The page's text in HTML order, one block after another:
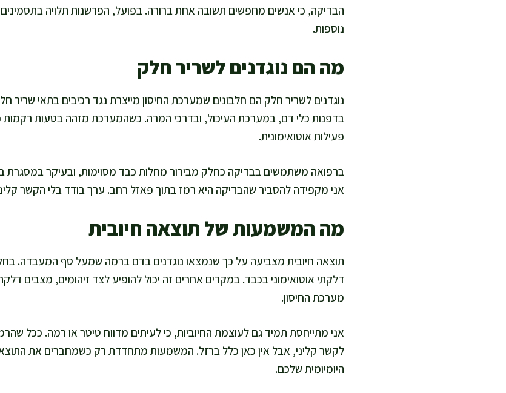
הבדיקה, כי אנשים מחפשים תשובה אחת ברורה. בפועל, הפרשנות תלויה בתסמינים,
נוספות.
מה הם נוגדנים לשריר חלק
נוגדנים לשריר חלק הם חלבונים שמערכת החיסון מייצרת נגד רכיבים בתאי שריר
בדפנות כלי דם, במערכת העיכול, ובדרכי המרה. כשהמערכת מזהה בטעות רקמות
פעילות אוטואימונית.
ברפואה משתמשים בבדיקה כחלק מבירור מחלות כבד מסוימות, ובעיקר במסגרת
אני מקפידה להסביר שהבדיקה היא רמז בתוך פאזל רחב. ערך בודד בלי הקשר
מה המשמעות של תוצאה חיובית
תוצאה חיובית מצביעה על כך שנמצאו נוגדנים בדם ברמה שמעל סף המעבדה.
דלקתי אוטואימוני בכבד. במקרים אחרים זה יכול להופיע לצד זיהומים, מצבים
מערכת החיסון.
אני מתייחסת תמיד גם לעוצמת החיוביות, כי לעיתים מדווח טיטר או רמה. ככל
לקשר קליני, אבל אין כאן כלל ברזל. המשמעות מתחדדת רק כשמחברים את
היומיומית שלכם.